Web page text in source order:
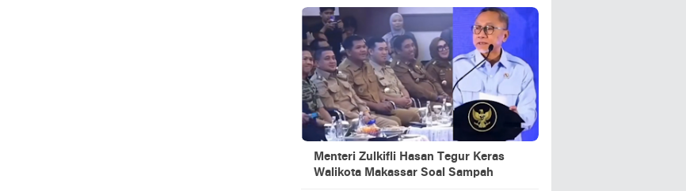
Menteri Zulkifli Hasan Tegur Keras
Walikota Makassar Soal Sampah